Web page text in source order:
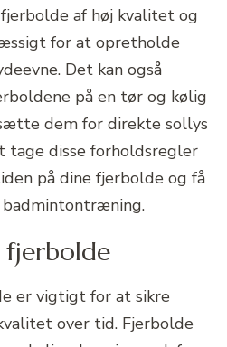
af høj kvalitet og
for at opretholde
Det kan også
på en tør og kølig
dem for direkte sollys
tage disse forholdsregler
på dine fjerbolde og få
fjerbolde
er vigtigt for at sikre
over tid. Fjerbolde